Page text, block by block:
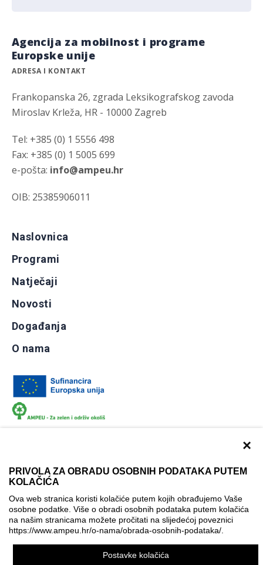
×
PRIVOLA ZA OBRADU OSOBNIH PODATAKA PUTEM
KOLAČIĆA
Ova web stranica koristi kolačiće putem kojih obrađujemo Vaše
osobne podatke. Više o obradi osobnih podataka putem kolačića
na našim stranicama možete pročitati na slijedećoj poveznici
https://www.ampeu.hr/o-nama/obrada-osobnih-podataka/
Postavke kolačića
Agencija za mobilnost i programe
Europske unije
ADRESA I KONTAKT
Frankopanska 26, zgrada Leksikografskog zavoda
Miroslav Krleža, HR - 10000 Zagreb
Tel: +385 (0) 1 5556 498
Fax: +385 (0) 1 5005 699
e-pošta: info@ampeu.hr
OIB: 25385906011
Naslovnica
Programi
Natječaji
Novosti
Događanja
O nama
Izjava o pristupačnosti
Politika korištenja kolačića
Postavke kolačića